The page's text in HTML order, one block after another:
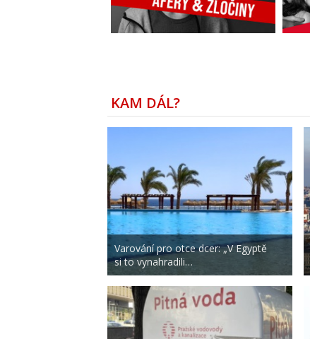
KAM DÁL?
Varování pro otce dcer: „V Egyptě
si to vynahradili…